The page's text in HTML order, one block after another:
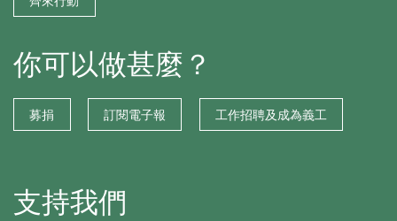
你可以做甚麼？
募捐 訂閱電子報 工作招聘及成為義工
支持我們